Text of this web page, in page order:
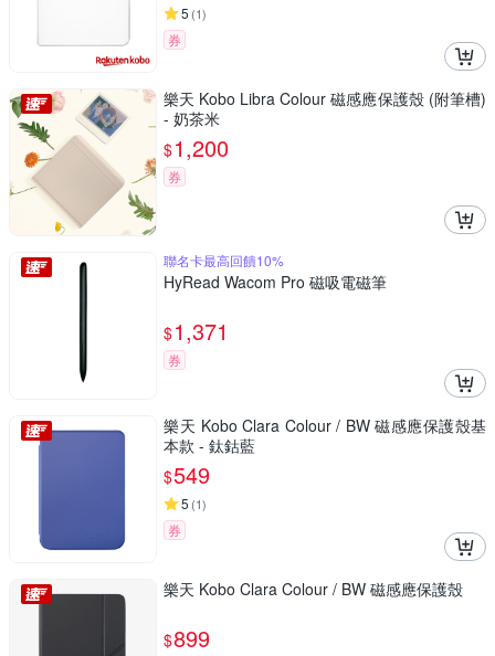
5 (1)
券
樂天 Kobo Libra Colour 磁感應保護殼 (附筆槽)
- 奶茶米
$1,200
券
聯名卡最高回饋10%
HyRead Wacom Pro 磁吸電磁筆
$1,371
券
樂天 Kobo Clara Colour / BW 磁感應保護殼基
本款 - 鈦鈷藍
$549
5 (1)
券
樂天 Kobo Clara Colour / BW 磁感應保護殼
$899